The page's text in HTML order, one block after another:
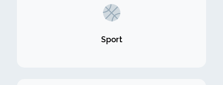
Sport